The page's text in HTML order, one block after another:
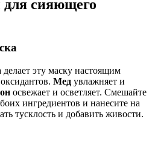
сияющего
эту маску настоящим
Мед увлажняет и
освежает и осветляет. Смешайте
ингредиентов и нанесите на
тусклость и добавить живости.